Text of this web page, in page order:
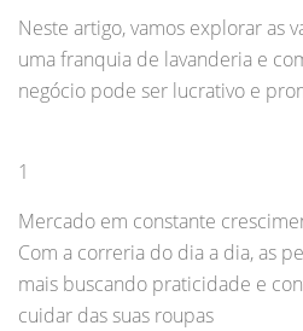
Neste artigo, vamos explorar as
uma franquia de lavanderia e
negócio pode ser lucrativo e
1
Mercado em constante
Com a correria do dia a dia, as
mais buscando praticidade e
cuidar das suas roupas